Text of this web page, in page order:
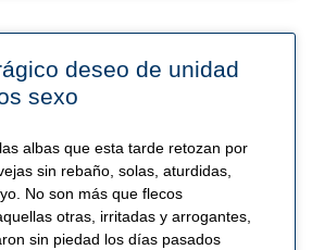
deseo de unidad
sexo
albas que esta tarde retozan por
sin rebaño, solas, aturdidas,
No son más que flecos
otras, irritadas y arrogantes,
sin piedad los días pasados